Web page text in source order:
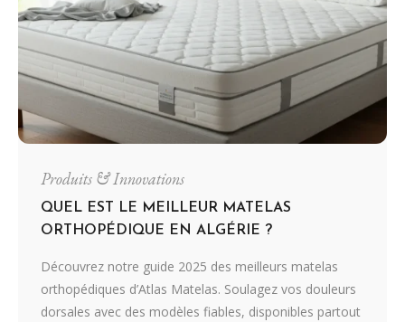
Produits & Innovations
QUEL EST LE MEILLEUR MATELAS
ORTHOPÉDIQUE EN ALGÉRIE ?
Découvrez notre guide 2025 des meilleurs matelas
orthopédiques d’Atlas Matelas. Soulagez vos douleurs
dorsales avec des modèles fiables, disponibles partout